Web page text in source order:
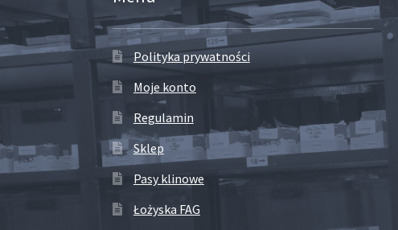
Polityka prywatności
Moje konto
Regulamin
Sklep
Pasy klinowe
Łożyska FAG